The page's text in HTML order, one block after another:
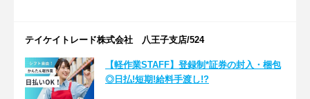
テイケイトレード株式会社 八王子支店/524
【軽作業STAFF】登録制*証券の封入・梱包
◎日払!短期!給料手渡し!?